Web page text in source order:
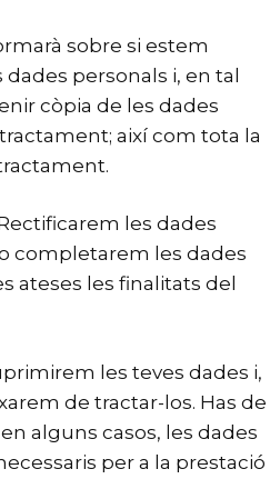
sobre si estem
personals i, en tal
còpia de les dades
així com tota la
les dades
completarem les dades
ateses les finalitats del
les teves dades i,
de tractar-los. Has de
alguns casos, les dades
per a la prestació